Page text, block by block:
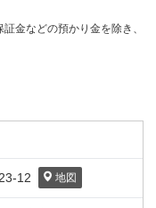
金などの預かり金を除き、
23-12 地図